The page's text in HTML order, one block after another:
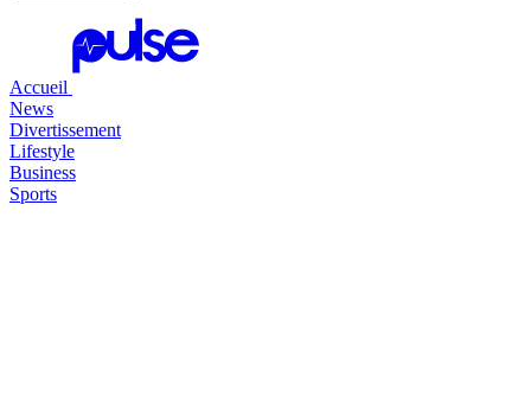
Accueil
News
Divertissement
Lifestyle
Business
Sports